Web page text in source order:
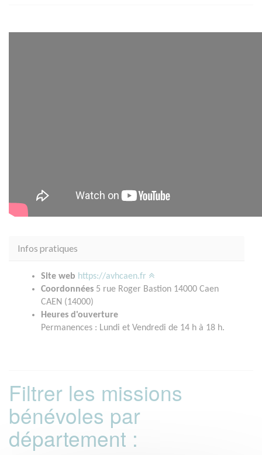
Infos pratiques
Site web https://avhcaen.fr
Coordonnées 5 rue Roger Bastion 14000 Caen
CAEN (14000)
Heures d'ouverture
Permanences : Lundi et Vendredi de 14 h à 18 h.
Filtrer les missions
bénévoles par
département :